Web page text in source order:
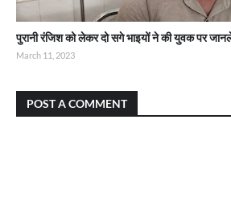
पुरानी रंजिश को लेकर दो सगे भाइयों ने की युवक पर
March 11, 2023
POST A COMMENT